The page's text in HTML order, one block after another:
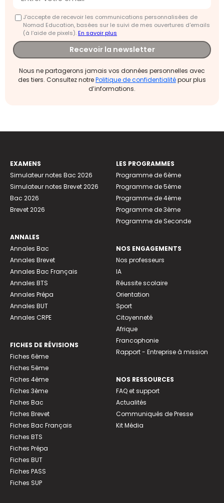
J'accepte de recevoir les communications personnalisées de
Nomad Education, basées sur le suivi de mes ouvertures d'emails
(à l’aide de pixels).En savoir plus
Recevoir la newsletter
Nous ne partagerons jamais vos données personnelles avec
des tiers. Consultez notrePolitique de confidentialitépour plus
d’informations.
EXAMENS
Simulateur notes Bac 2026
Simulateur notes Brevet 2026
Bac 2026
Brevet 2026
ANNALES
Annales Bac
Annales Brevet
Annales Bac Français
Annales BTS
Annales Prépa
Annales BUT
Annales CRPE
FICHES DE RÉVISIONS
Fiches 6ème
Fiches 5ème
Fiches 4ème
Fiches 3ème
Fiches Bac
Fiches Brevet
Fiches Bac Français
Fiches BTS
Fiches Prépa
Fiches BUT
Fiches PASS
Fiches SUP
LES PROGRAMMES
Programme de 6ème
Programme de 5ème
Programme de 4ème
Programme de 3ème
Programme de Seconde
NOS ENGAGEMENTS
Nos professeurs
IA
Réussite scolaire
Orientation
Sport
Citoyenneté
Afrique
Francophonie
Rapport - Entreprise à mission
NOS RESSOURCES
FAQ et support
Actualités
Communiqués de Presse
Kit Média